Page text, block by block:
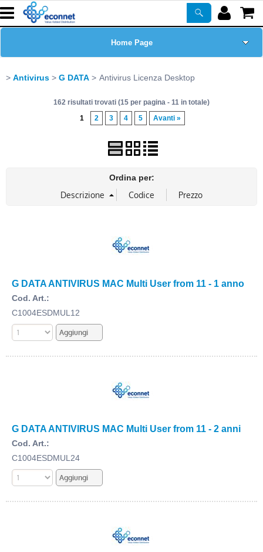
Home Page
Prodotti
Certificazioni
Antivirus G DATA Antivirus Licenza Desktop
162 risultati trovati (15 per pagina - 11 in totale)
1
2 3 4 5 Avanti »
Ordina per:
G DATA ANTIVIRUS MAC Multi User from 11 - 1 anno
Cod. Art.:
C1004ESDMUL12
G DATA ANTIVIRUS MAC Multi User from 11 - 2 anni
Cod. Art.:
C1004ESDMUL24